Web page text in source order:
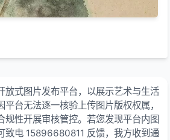
放式图片发布平台，以展示艺术与生活
平台无法逐一核验上传图片版权权属，
规性开展审核管控。若您发现平台内图
致电 15896680811 反馈，我方收到通